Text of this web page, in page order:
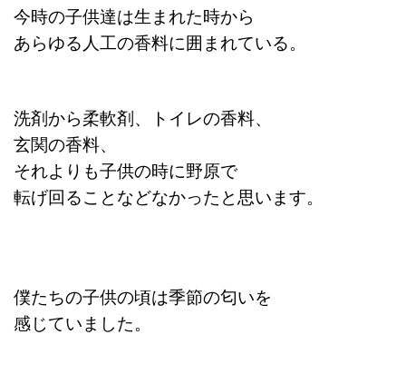
今時の子供達は生まれた時から
あらゆる人工の香料に囲まれている。
洗剤から柔軟剤、トイレの香料、
玄関の香料、
それよりも子供の時に野原で
転げ回ることなどなかったと思います。
僕たちの子供の頃は季節の匂いを
感じていました。